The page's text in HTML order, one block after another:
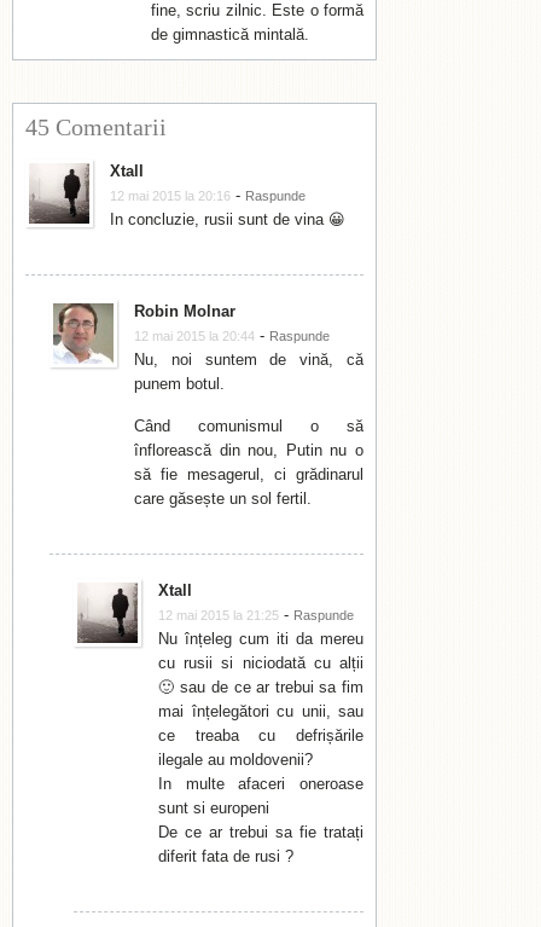
fine, scriu zilnic. Este o formă
de gimnastică mintală.
45 Comentarii
Xtall
12 mai 2015 la 20:16 - Raspunde
In concluzie, rusii sunt de vina 😀
Robin Molnar
12 mai 2015 la 20:44 - Raspunde
Nu, noi suntem de vină, că
punem botul.
Când comunismul o să
înflorească din nou, Putin nu o
să fie mesagerul, ci grădinarul
care găsește un sol fertil.
Xtall
12 mai 2015 la 21:25 - Raspunde
Nu înțeleg cum iti da mereu
cu rusii si niciodată cu alții
🙂 sau de ce ar trebui sa fim
mai înțelegători cu unii, sau
ce treaba cu defrișările
ilegale au moldovenii?
In multe afaceri oneroase
sunt si europeni
De ce ar trebui sa fie tratați
diferit fata de rusi ?